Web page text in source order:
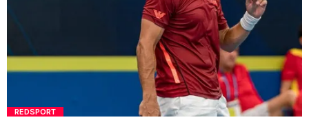
REDSPORT